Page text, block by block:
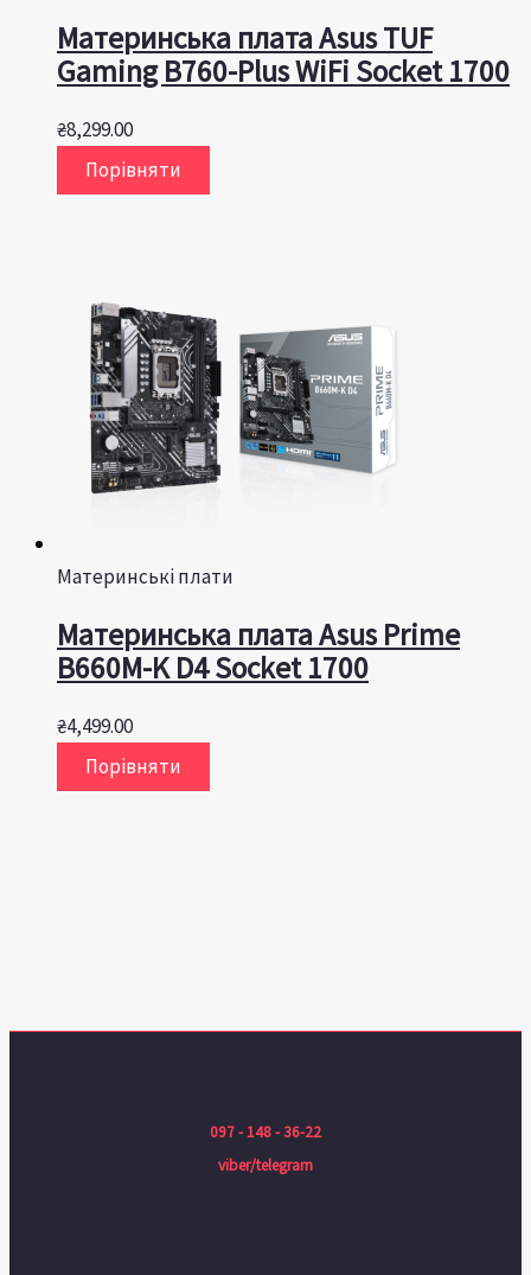
Материнська плата Asus TUF
Gaming B760-Plus WiFi Socket 1700
₴8,299.00
Порівняти
Материнські плати
Материнська плата Asus Prime
B660M-K D4 Socket 1700
₴4,499.00
Порівняти
097 - 148 - 36-22
viber/telegram